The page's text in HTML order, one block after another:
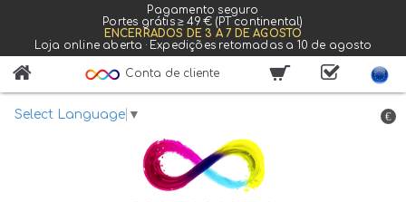
Pagamento seguro
Portes grátis ≥ 49 € (PT continental)
ENCERRADOS DE 3 A 7 DE AGOSTO
Loja online aberta · Expedições retomadas a 10 de agosto
Select Language ▼
Conta de cliente
€